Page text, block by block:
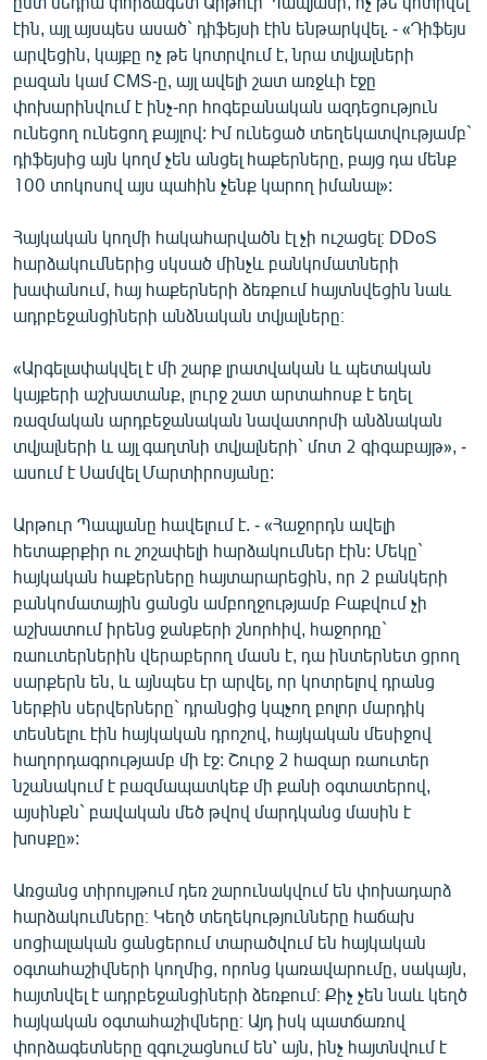
էին, այլ այսպես ասած` դիֆեյսի էին ենթարկվել. - «Դիֆեյս
արվեցին, կայքը ոչ թե կոտրվում է, նրա տվյալների
բազան կամ CMS-ը, այլ ավելի շատ առջևի էջը
փոխարինվում է ինչ-որ հոգեբանական ազդեցություն
ունեցող ունեցող քայլով: Իմ ունեցած տեղեկատվությամբ`
դիֆեյսից այն կողմ չեն անցել հաքերները, բայց դա մենք
100 տոկոսով այս պահին չենք կարող իմանալ»:
Հայկական կողմի հակահարվածն էլ չի ուշացել։ DDoS
հարձակումներից սկսած մինչև բանկոմատների
խափանում, հայ հաքերների ձեռքում հայտնվեցին նաև
ադրբեջանցիների անձնական տվյալները։
«Արգելափակվել է մի շարք լրատվական և պետական
կայքերի աշխատանք, լուրջ շատ արտահոսք է եղել
ռազմական արդբեջանական նավատորմի անձնական
տվյալների և այլ գաղտնի տվյալների` մոտ 2 գիգաբայթ», -
ասում է Սամվել Մարտիրոսյանը:
Արթուր Պապյանը հավելում է. - «Հաջորդն ավելի
հետաքրքիր ու շոշափելի հարձակումներ էին: Մեկը`
հայկական հաքերները հայտարարեցին, որ 2 բանկերի
բանկոմատային ցանցն ամբողջությամբ Բաքվում չի
աշխատում իրենց ջանքերի շնորհիվ, հաջորդը`
ռաուտերներին վերաբերող մասն է, դա ինտերնետ ցրող
սարքերն են, և այնպես էր արվել, որ կոտրելով դրանց
ներքին սերվերները` դրանցից կպչող բոլոր մարդիկ
տեսնելու էին հայկական դրոշով, հայկական մեսիջով
հաղորդագրությամբ մի էջ: Շուրջ 2 հազար ռաուտեր
նշանակում է բազմապատկեք մի քանի օգտատերով,
այսինքն` բավական մեծ թվով մարդկանց մասին է
խոսքը»:
Առցանց տիրույթում դեռ շարունակվում են փոխադարձ
հարձակումները։ Կեղծ տեղեկությունները հաճախ
սոցիալական ցանցերում տարածվում են հայկական
օգտահաշիվների կողմից, որոնց կառավարումը, սակայն,
հայտնվել է ադրբեջանցիների ձեռքում։ Քիչ չեն նաև կեղծ
հայկական օգտահաշիվները։ Այդ իսկ պատճառով
փորձագետները զգուշացնում են՝ այն, ինչ հայտնվում է